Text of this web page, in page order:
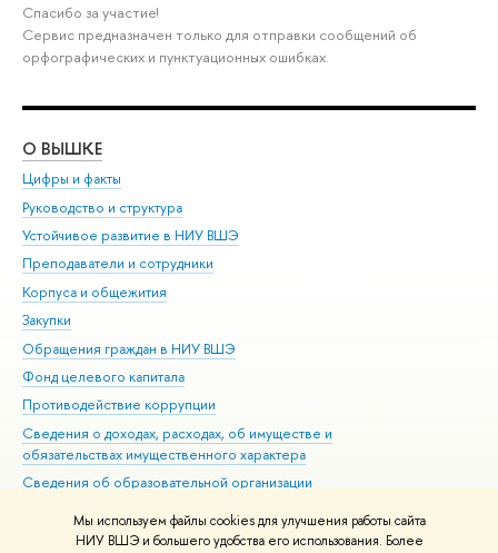
Мы используем файлы cookies для улучшения работы сайта
НИУ ВШЭ и большего удобства его использования. Более
Спасибо за участие!
Сервис предназначен только для отправки сообщений об
орфографических и пунктуационных ошибках.
О ВЫШКЕ
Цифры и факты
Руководство и структура
Устойчивое развитие в НИУ ВШЭ
Преподаватели и сотрудники
Корпуса и общежития
Закупки
Обращения граждан в НИУ ВШЭ
Фонд целевого капитала
Противодействие коррупции
Сведения о доходах, расходах, об имуществе и
обязательствах имущественного характера
Сведения об образовательной организации
Людям с ограниченными возможностями здоровья
Единая платежная страница